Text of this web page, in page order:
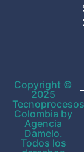
Copyright ©
2025
Tecnoprocesos
Colombia by
Agencia
Damelo.
Todos los